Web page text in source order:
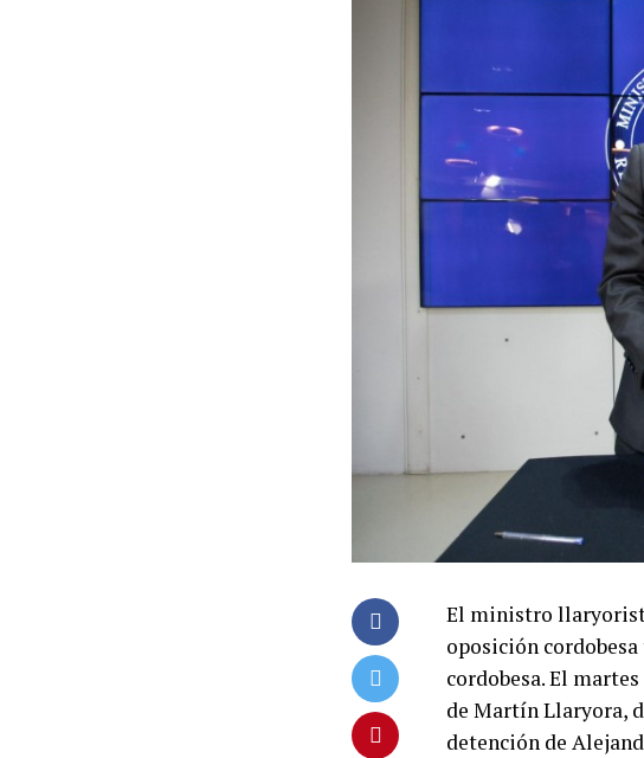
El ministro
oposición
cordobesa. El
de Martín Llaryora,
detención de